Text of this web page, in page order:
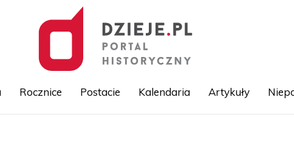
Rocznice Postacie Kalendaria Artykuły